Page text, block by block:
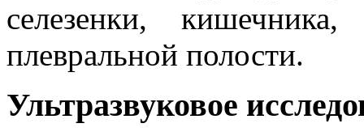
селезенки,
плевральной полости.
Ультразвуковое